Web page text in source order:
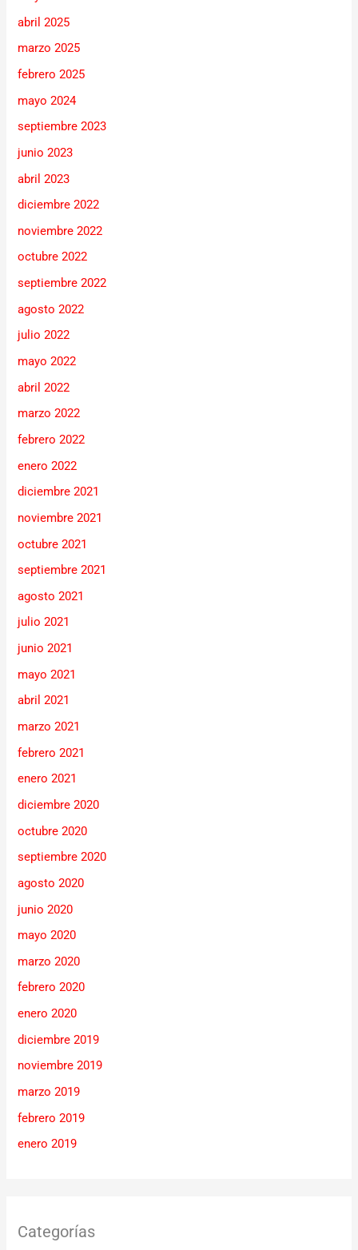
abril 2025
marzo 2025
febrero 2025
mayo 2024
septiembre 2023
junio 2023
abril 2023
diciembre 2022
noviembre 2022
octubre 2022
septiembre 2022
agosto 2022
julio 2022
mayo 2022
abril 2022
marzo 2022
febrero 2022
enero 2022
diciembre 2021
noviembre 2021
octubre 2021
septiembre 2021
agosto 2021
julio 2021
junio 2021
mayo 2021
abril 2021
marzo 2021
febrero 2021
enero 2021
diciembre 2020
octubre 2020
septiembre 2020
agosto 2020
junio 2020
mayo 2020
marzo 2020
febrero 2020
enero 2020
diciembre 2019
noviembre 2019
marzo 2019
febrero 2019
enero 2019
Categorías